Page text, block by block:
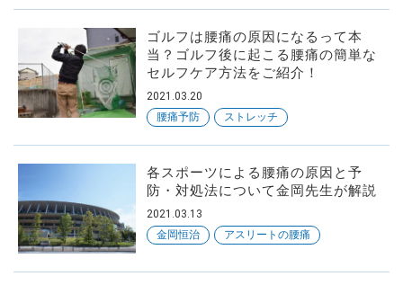
ゴルフは腰痛の原因になるって本
当？ゴルフ後に起こる腰痛の簡単な
セルフケア方法をご紹介！
2021.03.20
腰痛予防
ストレッチ
各スポーツによる腰痛の原因と予
防・対処法について金岡先生が解説
2021.03.13
金岡恒治
アスリートの腰痛